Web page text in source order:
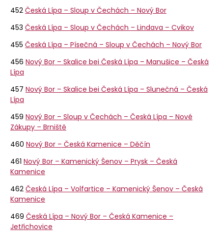
452 Česká Lípa – Sloup v Čechách – Nový Bor
453 Česká Lípa – Sloup v Čechách – Lindava – Cvikov
455 Česká Lípa – Písečná – Sloup v Čechách – Nový Bor
456 Nový Bor – Skalice bei Česká Lípa – Manušice – Česká
Lípa
457 Nový Bor – Skalice bei Česká Lípa – Slunečná – Česká
Lípa
459 Nový Bor – Sloup v Čechách – Česká Lípa – Nové
Zákupy – Brniště
460 Nový Bor – Česká Kamenice – Děčín
461 Nový Bor – Kamenický Šenov – Prysk – Česká
Kamenice
462 Česká Lípa – Volfartice – Kamenický Šenov – Česká
Kamenice
469 Česká Lípa – Nový Bor – Česká Kamenice –
Jetřichovice